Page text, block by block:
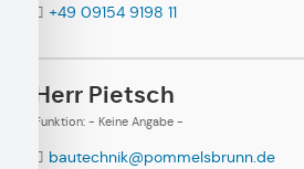
+49 09154 9198 11
Herr Pietsch
Funktion: - Keine Angabe -
bautechnik@pommelsbrunn.de